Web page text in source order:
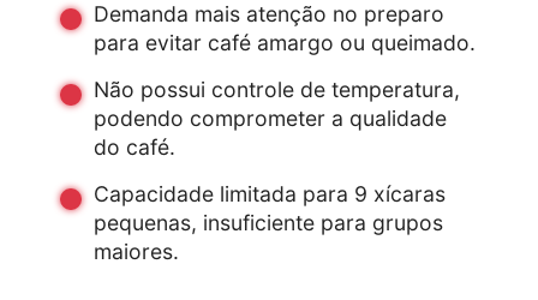
Demanda mais atenção no preparo
para evitar café amargo ou queimado.
Não possui controle de temperatura,
podendo comprometer a qualidade
do café.
Capacidade limitada para 9 xícaras
pequenas, insuficiente para grupos
maiores.